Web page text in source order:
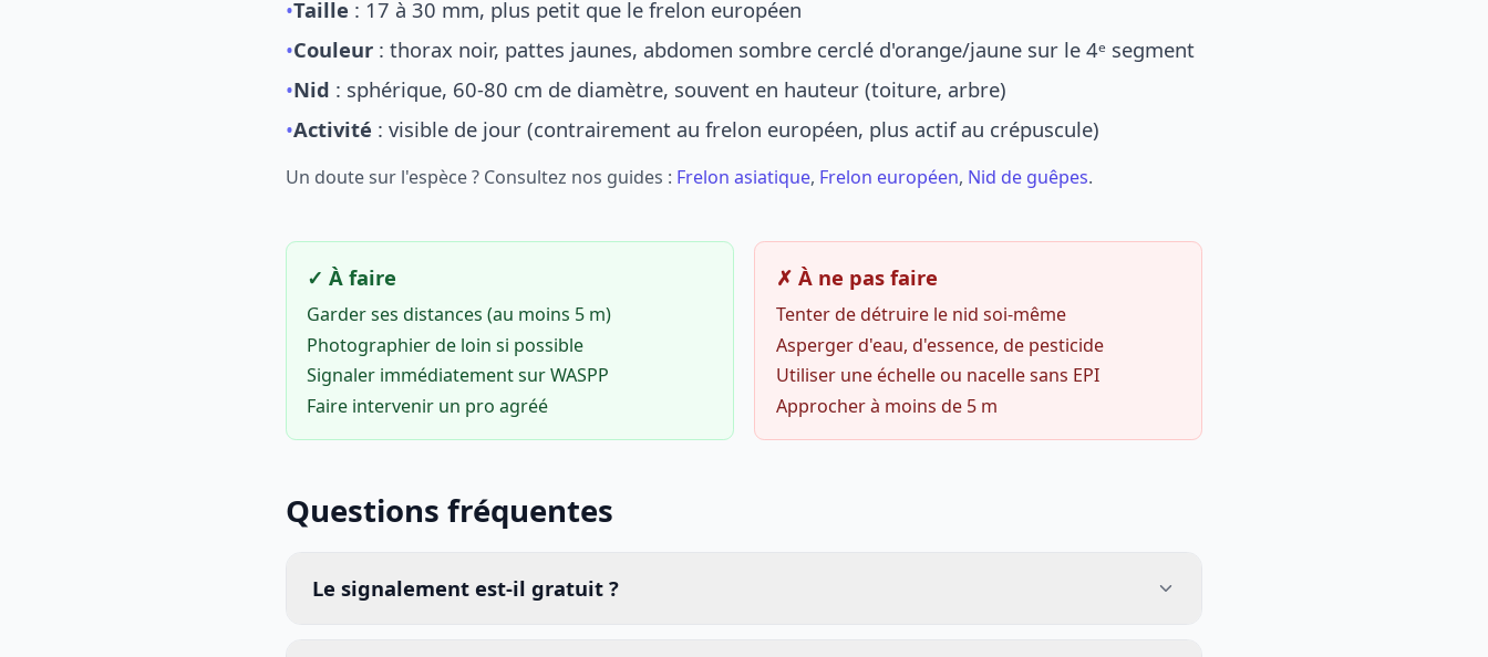
•Taille : 17 à 30 mm, plus petit que le frelon européen
•Couleur : thorax noir, pattes jaunes, abdomen sombre cerclé d'orange/jaune sur le 4ᵉ segment
•Nid : sphérique, 60-80 cm de diamètre, souvent en hauteur (toiture, arbre)
•Activité : visible de jour (contrairement au frelon européen, plus actif au crépuscule)
Un doute sur l'espèce ? Consultez nos guides : Frelon asiatique, Frelon européen, Nid de guêpes.
✓ À faire
Garder ses distances (au moins 5 m)
Photographier de loin si possible
Signaler immédiatement sur WASPP
Faire intervenir un pro agréé
✗ À ne pas faire
Tenter de détruire le nid soi-même
Asperger d'eau, d'essence, de pesticide
Utiliser une échelle ou nacelle sans EPI
Approcher à moins de 5 m
Questions fréquentes
Le signalement est-il gratuit ?